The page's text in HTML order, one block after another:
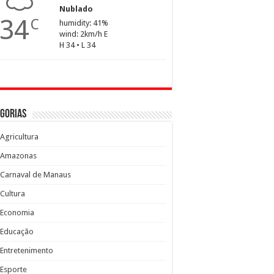
34C
Nublado
humidity: 41%
wind: 2km/h E
H 34 • L 34
Agricultura
Amazonas
Carnaval de Manaus
Cultura
Economia
Educação
Entretenimento
Esporte